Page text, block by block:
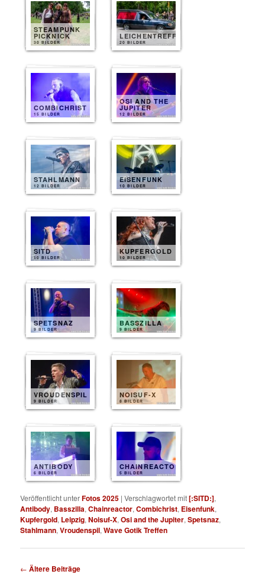
STEAMPUNK
PICKNICK
30 BILDER
LEICHENTREFF
20 BILDER
COMBICHRIST
15 BILDER
OSI AND THE
JUPITER
12 BILDER
STAHLMANN
12 BILDER
EISENFUNK
10 BILDER
SITD
10 BILDER
KUPFERGOLD
10 BILDER
SPETSNAZ
9 BILDER
BASSZILLA
9 BILDER
VROUDENSPIL
9 BILDER
NOISUF-X
8 BILDER
ANTIBODY
6 BILDER
CHAINREACTOR
5 BILDER
Veröffentlicht unterFotos 2025 |Verschlagwortet mit[:SITD:],
Antibody, Basszilla,Chainreactor,Combichrist, Eisenfunk,
Kupfergold, Leipzig,Noisuf-X,Osi and the Jupiter,Spetsnaz,
Stahlmann,Vroudenspil,Wave Gotik Treffen
Beitragsnavigation
← Ältere Beiträge